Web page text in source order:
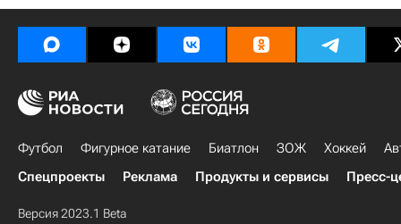
Футбол Фигурное катание Биатлон ЗОЖ Хоккей
Спецпроекты
Реклама Продукты и сервисы Пресс-
Версия 2023.1 Beta